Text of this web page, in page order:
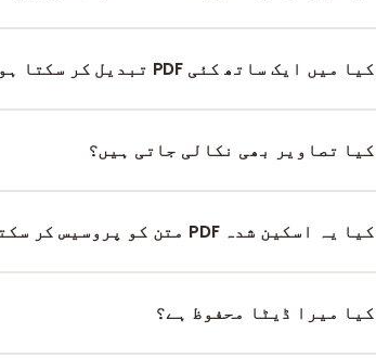
پیچیدہ سیلز بالکل سیدھے نہیں ہو سکتے اور
کیا میں ایک ساتھ کئی PDF تبدیل کر سکتا ہوں؟
علیحدہ .md فائل تیار کرتا ہے۔
کیا تصاویر بھی نکالی جاتی ہیں؟
طور پر ہٹا دیے جاتے ہیں یا ان کی جگہ پلیس
کیا یہ اسکین شدہ PDF متن کو پروسیس کر سکتا ہے؟
کوشش سے پہلے OCR ٹول استعمال کریں۔
کیا میرا ڈیٹا محفوظ ہے؟